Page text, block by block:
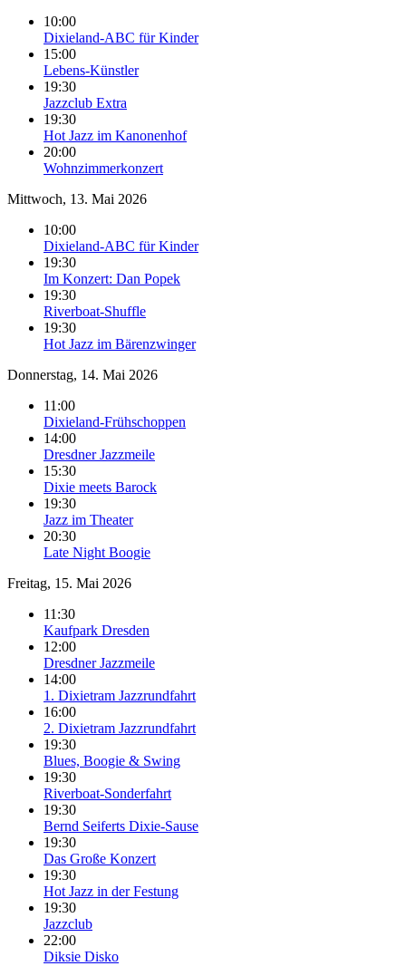
10:00
Dixieland-ABC für Kinder
15:00
Lebens-Künstler
19:30
Jazzclub Extra
19:30
Hot Jazz im Kanonenhof
20:00
Wohnzimmerkonzert
Mittwoch, 13. Mai 2026
10:00
Dixieland-ABC für Kinder
19:30
Im Konzert: Dan Popek
19:30
Riverboat-Shuffle
19:30
Hot Jazz im Bärenzwinger
Donnerstag, 14. Mai 2026
11:00
Dixieland-Frühschoppen
14:00
Dresdner Jazzmeile
15:30
Dixie meets Barock
19:30
Jazz im Theater
20:30
Late Night Boogie
Freitag, 15. Mai 2026
11:30
Kaufpark Dresden
12:00
Dresdner Jazzmeile
14:00
1. Dixietram Jazzrundfahrt
16:00
2. Dixietram Jazzrundfahrt
19:30
Blues, Boogie & Swing
19:30
Riverboat-Sonderfahrt
19:30
Bernd Seiferts Dixie-Sause
19:30
Das Große Konzert
19:30
Hot Jazz in der Festung
19:30
Jazzclub
22:00
Diksie Disko